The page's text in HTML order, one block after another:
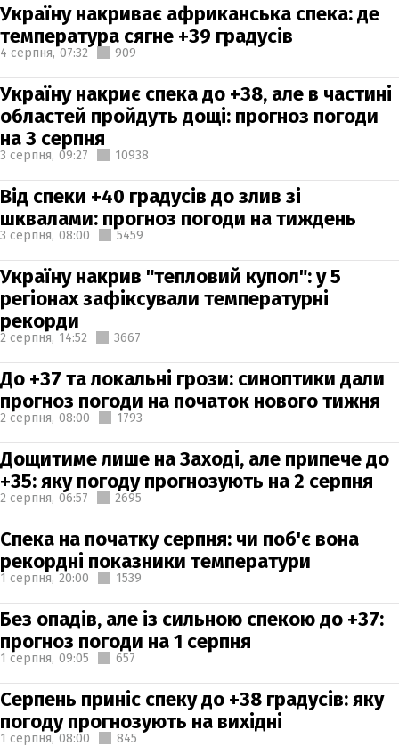
Україну накриває африканська спека: де
температура сягне +39 градусів
4 серпня, 07:32 909
Україну накриє спека до +38, але в частині
областей пройдуть дощі: прогноз погоди
на 3 серпня
3 серпня, 09:27 10938
Від спеки +40 градусів до злив зі
шквалами: прогноз погоди на тиждень
3 серпня, 08:00 5459
Україну накрив "тепловий купол": у 5
регіонах зафіксували температурні
рекорди
2 серпня, 14:52 3667
До +37 та локальні грози: синоптики дали
прогноз погоди на початок нового тижня
2 серпня, 08:00 1793
Дощитиме лише на Заході, але припече до
+35: яку погоду прогнозують на 2 серпня
2 серпня, 06:57 2695
Спека на початку серпня: чи поб'є вона
рекордні показники температури
1 серпня, 20:00 1539
Без опадів, але із сильною спекою до +37:
прогноз погоди на 1 серпня
1 серпня, 09:05 657
Серпень приніс спеку до +38 градусів: яку
погоду прогнозують на вихідні
1 серпня, 08:00 845